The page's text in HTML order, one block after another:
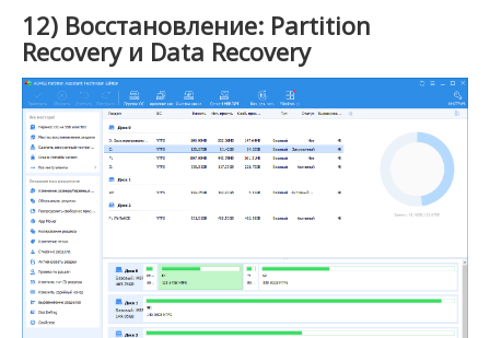
12) Восстановление: Partition
Recovery и Data Recovery